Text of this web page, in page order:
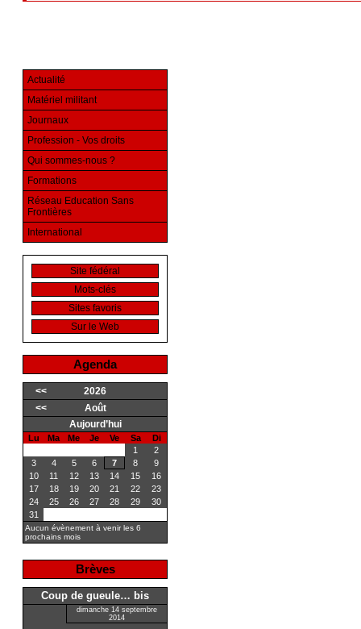
Actualité
Matériel militant
Journaux
Profession - Vos droits
Qui sommes-nous ?
Formations
Réseau Education Sans
Frontières
International
Site fédéral
Mots-clés
Sites favoris
Sur le Web
Agenda
<<
2026
<<
Août
Aujourd’hui
Lu Ma Me Je Ve Sa
Di
1
2
3
4 5 6 7 8
9
10
11 12 13 14 15
16
17
18 19 20 21 22
23
24
25 26 27 28 29
30
31
Aucun évènement à venir les 6
prochains mois
Brèves
Coup de gueule… bis
dimanche 14 septembre
2014